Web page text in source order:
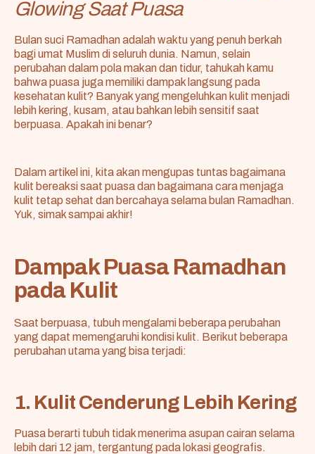
Glowing Saat Puasa
Bulan suci Ramadhan adalah waktu yang penuh berkah
bagi umat Muslim di seluruh dunia. Namun, selain
perubahan dalam pola makan dan tidur, tahukah kamu
bahwa puasa juga memiliki dampak langsung pada
kesehatan kulit? Banyak yang mengeluhkan kulit menjadi
lebih kering, kusam, atau bahkan lebih sensitif saat
berpuasa. Apakah ini benar?
Dalam artikel ini, kita akan mengupas tuntas bagaimana
kulit bereaksi saat puasa dan bagaimana cara menjaga
kulit tetap sehat dan bercahaya selama bulan Ramadhan.
Yuk, simak sampai akhir!
Dampak Puasa Ramadhan
pada Kulit
Saat berpuasa, tubuh mengalami beberapa perubahan
yang dapat memengaruhi kondisi kulit. Berikut beberapa
perubahan utama yang bisa terjadi:
1. Kulit Cenderung Lebih Kering
Puasa berarti tubuh tidak menerima asupan cairan selama
lebih dari 12 jam, tergantung pada lokasi geografis.